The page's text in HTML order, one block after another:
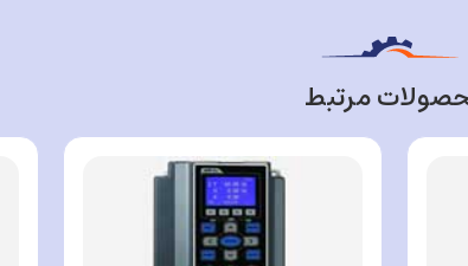
مرتبط